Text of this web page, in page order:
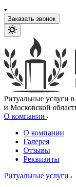
Заказать звонок
Ритуальные услуги
и Московской
О компании
О компании
Галерея
Отзывы
Реквизиты
Ритуальные услуги